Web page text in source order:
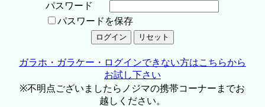
パスワード
パスワードを保存
ガラホ・ガラケー・ログインできない方はこちらから
お試し下さい
※不明点ございましたらノジマの携帯コーナーまでお
越しください。